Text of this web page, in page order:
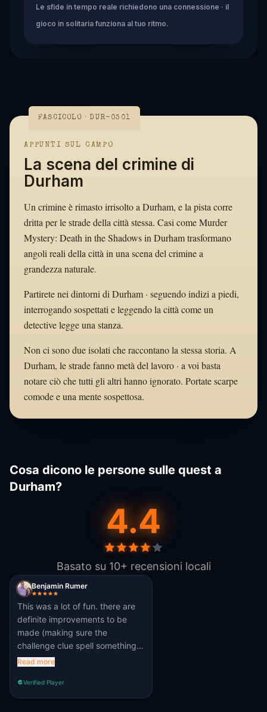
Le sfide in tempo reale richiedono una connessione · il
gioco in solitaria funziona al tuo ritmo.
FASCICOLO · DUR-0301
APPUNTI SUL CAMPO
La scena del crimine di
Durham
Un crimine è rimasto irrisolto a Durham, e la pista corre
dritta per le strade della città stessa. Casi come Murder
Mystery: Death in the Shadows in Durham trasformano
angoli reali della città in una scena del crimine a
grandezza naturale.
Partirete nei dintorni di Durham · seguendo indizi a piedi,
interrogando sospettati e leggendo la città come un
detective legge una stanza.
Non ci sono due isolati che raccontano la stessa storia. A
Durham, le strade fanno metà del lavoro · a voi basta
notare ciò che tutti gli altri hanno ignorato. Portate scarpe
comode e una mente sospettosa.
Cosa dicono le persone sulle quest a
Durham?
4.4
Basato su 10+ recensioni locali
Benjamin Rumer
This was a lot of fun. there are
definite improvements to be
made (making sure the
challenge clue spell something,
for example). But overall, this
Read more
Verified Player